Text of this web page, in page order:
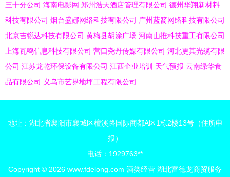
三十分公司 海南电影网 郑州浩天酒店管理有限公司 德州华翔新材料
科技有限公司 烟台盛娜网络科技有限公司 广州蓝箭网络科技有限公司
北京吉锐达科技有限公司 黄梅县胡涂广场 河南山推科技重工有限公司
上海瓦鸣信息科技有限公司 营口尧丹传媒有限公司 河北更其光缆有限
公司 江苏龙乾环保设备有限公司 江西企业培训 天气预报 云南绿华食
品有限公司
义乌市艺界地坪工程有限公司
地址：湖北省襄阳市襄城区檀溪路国际商都A区1栋2楼13号（住所申
报）
电话：1929763**
Copyright © 2026 www.fdelong.com 酒类经营 湖北富德龙商贸服务